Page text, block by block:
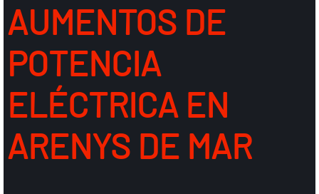
AUMENTOS DE
POTENCIA
ELÉCTRICA EN
ARENYS DE MAR